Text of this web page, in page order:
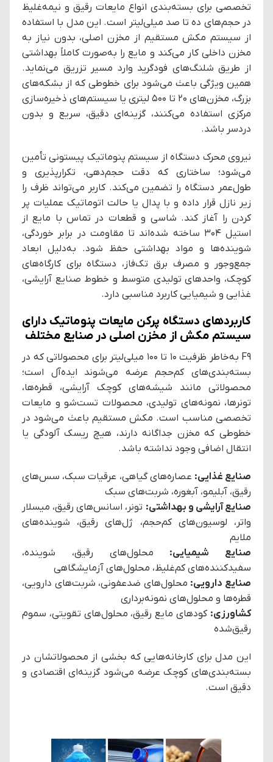
تخصصی برای بسته‌بندی انواع مایعات رقیق و نیمه‌غلیظ
در حجم‌های ده تا صد میلی‌لیتر است. این مدل با استفاده
از سیستم مکش مستقیم از مخزن اصلی، بدون نیاز به
مخزن داخلی کار می‌کند و مایع را به‌صورت کاملاً بهداشتی
از طریق شلنگ‌های فودگرید وارد مسیر تزریق می‌نماید.
همین ویژگی باعث می‌شود برای خطوطی که از بشکه‌های
بزرگ، مخزن‌های ۲۰ تا ۵۰۰ لیتری یا سیستم‌های ذخیره‌سازی
مرکزی استفاده می‌کنند، گزینه‌ای دقیق، سریع و بدون
دردسر باشد.
نیروی محرک دستگاه از سیستم پنوماتیک پیستونی تأمین
می‌شود؛ ساختاری که دقت حجم‌دهی، تکرارپذیری و
طول‌عمر دستگاه را تضمین می‌کند. کاربر می‌تواند ظرف را
زیر نازل قرار داده و با پدال یا حالت اتوماتیک عملیات پر
کردن را آغاز کند. شاسی و قطعات در تماس با مایع از
استیل ۳۰۴ ساخته شده‌اند تا مقاومت در برابر خوردگی،
شوینده‌ها و مواد بهداشتی حفظ شود. به‌دلیل ابعاد
جمع‌وجور و مصرف برق تک‌فاز، دستگاه برای کارگاه‌های
کوچک، واحدهای تولیدی متوسط و خطوط صنایع آرایشی،
غذایی و شیمیایی کاربرد مناسبی دارد.
کاربردهای دستگاه پرکن مایعات پنوماتیک دارای
سیستم مکش از مخزن اصلی در صنایع مختلف
F9 به‌خاطر ظرفیت ۱۰ تا ۱۰۰ میلی‌لیتر برای محصولاتی که در
بسته‌بندی‌های کم‌حجم عرضه می‌شوند ایده‌آل است؛
محصولاتی مانند شیشه‌های کوچک آرایشی، قطره‌ها،
تونرها، نمونه‌های تولیدی، محصولات تست‌شو و مایعات
تخصصی مناسب است. مکش مستقیم باعث می‌شود در
خطوطی که مخزن جداگانه دارند، هیچ ریسک آلودگی یا
انتقال اضافی وجود نداشته باشد.
صنایع غذایی: عصاره‌های گیاهی، عرقیات سبک، سس‌های
رقیق، آبلیمو، آبغوره، شربت‌های سبک
صنایع آرایشی و بهداشتی: تونر، اسانس‌های رقیق، میسلار
واتر، لوسیون‌های کم‌حجم، ژل‌های رقیق، شوینده‌های
ملایم
صنایع شیمیایی: محلول‌های رقیق، شوینده،
سفیدکننده‌های کم‌غلیظ، محلول‌های آزمایشگاهی
صنایع دارویی: محلول‌های ضدعفونی، شربت‌های دارویی،
قطره‌ها و محلول‌های نمونه‌برداری
کشاورزی: کودهای مایع رقیق، محلول‌های تقویتی، سموم
رقیق‌شده
این مدل برای کارخانه‌هایی که بخشی از محصولاتشان در
بسته‌بندی‌های کوچک عرضه می‌شود گزینه‌ای اقتصادی و
دقیق است.